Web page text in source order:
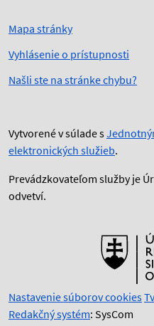
Mapa stránky
Vyhlásenie o prístupnosti
Našli ste na stránke chybu?
Vytvorené v súlade s
elektronických služieb.
Prevádzkovateľom služby je
odvetví.
Nastavenie súborov cookies
Redakčný systém: SysCom